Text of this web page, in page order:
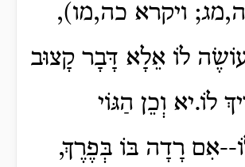
ויקרא כה,מו),
לוֹ אֵלָא דָּבָר קָצוּב
לוֹ.יא וְכֵן הַגּוֹי
אִם רָדָה בּוֹ בְּפֶרֶךְ,